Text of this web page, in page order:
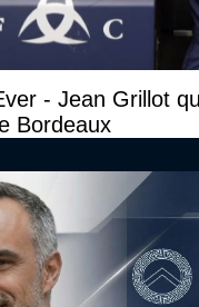
- Jean Grillot
Bordeaux